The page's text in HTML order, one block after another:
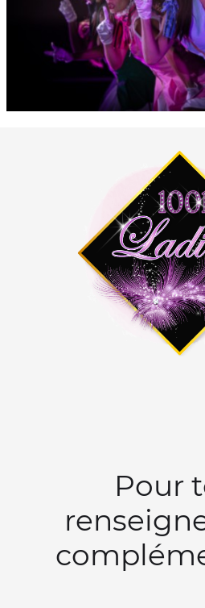
Pour